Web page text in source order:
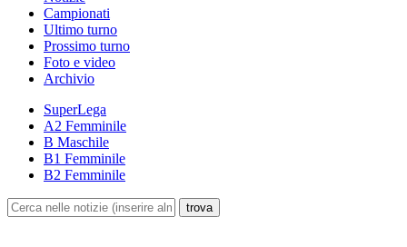
Campionati
Ultimo turno
Prossimo turno
Foto e video
Archivio
SuperLega
A2 Femminile
B Maschile
B1 Femminile
B2 Femminile